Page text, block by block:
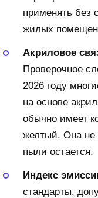
применять без
жилых
Акриловое
Проверочное
2026 году
на основе
обычно имеет
желтый. Она не
пыли остается.
Индекс
стандарты,